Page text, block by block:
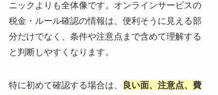
ニックよりも全体像です。オンラインサービスの
税金・ルール確認の情報は、便利そうに見える部
分だけでなく、条件や注意点まで含めて理解する
と判断しやすくなります。
特に初めて確認する場合は、
良い面、注意点、費